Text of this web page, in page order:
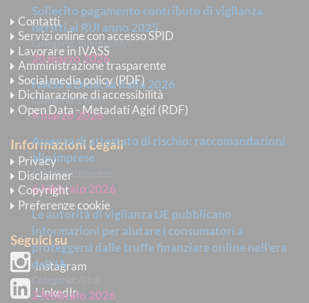
Sollecito pagamento contributo di vigilanza
iscritti al RUI anno 2025
Categoria: Intermediari
20 marzo 2026
IVASS a Didacta Italia 2026
Categoria:Eventi
9 marzo 2026
Assenza di attestato di rischio: raccomandazioni
alle imprese
Categoria:
6 febbraio 2026
Le autorità di vigilanza UE pubblicano
informazioni per aiutare i consumatori a
proteggersi dalle truffe finanziare online nell'era
dell'IA
2 febbraio 2026
Contatti
Servizi online con accesso SPID
Lavorare in IVASS
Amministrazione trasparente
Social media policy (PDF)
Dichiarazione di accessibilità
Open Data - Metadati Agid (RDF)
Informazioni Legali
Privacy
Disclaimer
Copyright
Preferenze cookie
Seguici su
Instagram
LinkedIn